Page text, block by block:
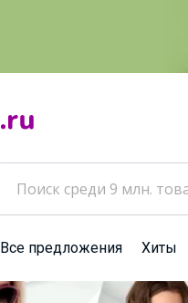
Все предложения Хиты